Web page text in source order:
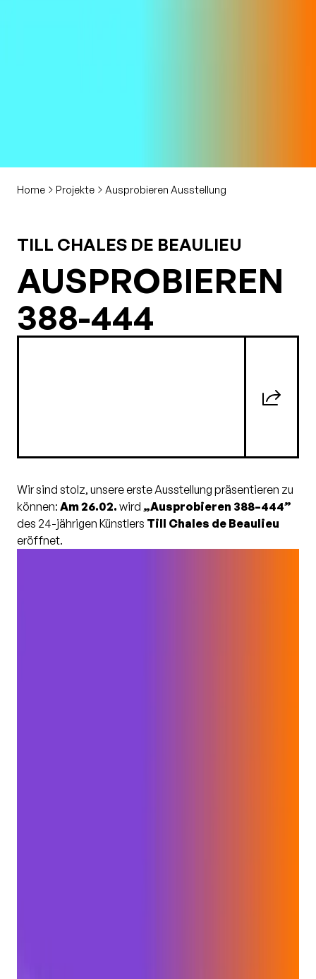
Home Projekte Ausprobieren Ausstellung
TILL CHALES DE BEAULIEU
AUSPROBIEREN
388-444
Wir sind stolz, unsere erste Ausstellung präsentieren zu
können: Am 26.02. wird „Ausprobieren 388–444”
des 24-jährigen Künstlers Till Chales de Beaulieu
eröffnet.